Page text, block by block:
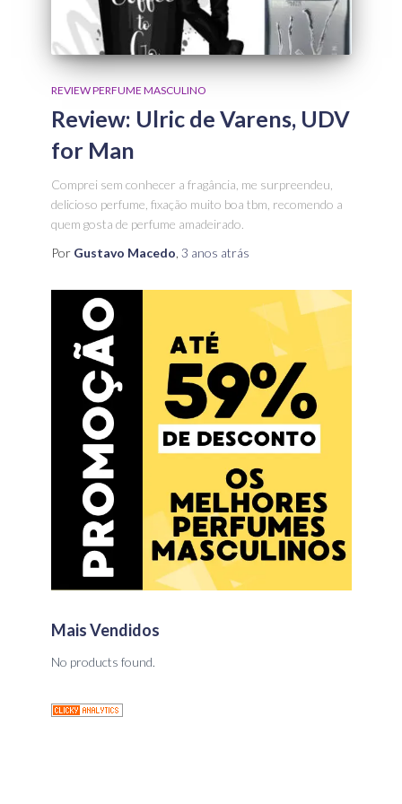
REVIEW PERFUME MASCULINO
Review: Ulric de Varens, UDV
for Man
Comprei sem conhecer a fragância, me surpreendeu,
delicioso perfume, fixação muito boa tbm, recomendo a
quem gosta de perfume amadeirado.
Por Gustavo Macedo 3 anos atrás
Mais Vendidos
No products found.